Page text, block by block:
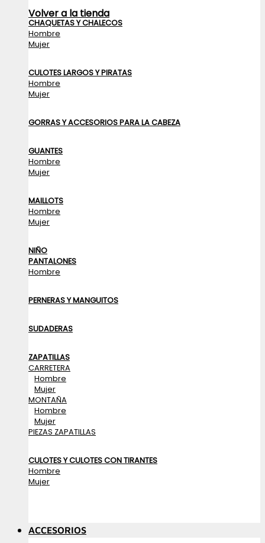
Volver a la tienda
CHAQUETAS Y CHALECOS
Hombre
Mujer
CULOTES LARGOS Y PIRATAS
Hombre
Mujer
GORRAS Y ACCESORIOS PARA LA CABEZA
GUANTES
Hombre
Mujer
MAILLOTS
Hombre
Mujer
NIÑO
PANTALONES
Hombre
PERNERAS Y MANGUITOS
SUDADERAS
ZAPATILLAS
CARRETERA
Hombre
Mujer
MONTAÑA
Hombre
Mujer
PIEZAS ZAPATILLAS
CULOTES Y CULOTES CON TIRANTES
Hombre
Mujer
ACCESORIOS